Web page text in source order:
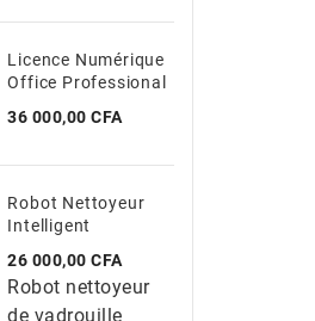
Licence Numérique
Office Professional
Prix
36 000,00 CFA
Robot Nettoyeur
Intelligent
Prix
26 000,00 CFA
Robot nettoyeur
de vadrouille